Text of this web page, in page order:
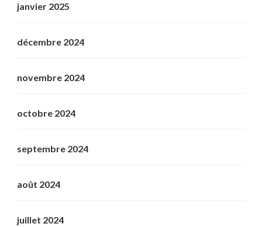
janvier 2025
décembre 2024
novembre 2024
octobre 2024
septembre 2024
août 2024
juillet 2024